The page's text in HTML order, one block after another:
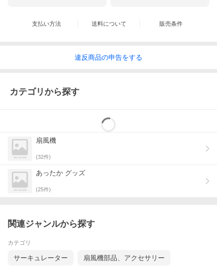
支払い方法 送料について 販売条件
違反商品の申告をする
カテゴリから探す
扇風機
(32件)
あったか グッズ
(25件)
関連ジャンルから探す
カテゴリ
サーキュレーター 扇風機部品、アクセサリー